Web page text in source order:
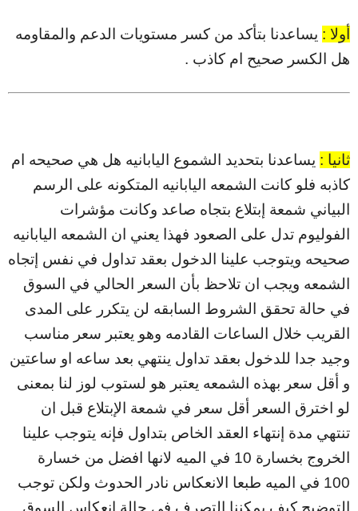
أولا : يساعدنا بتأكد من كسر مستويات الدعم والمقاومه
هل الكسر صحيح ام كاذب .
ثانيا : يساعدنا بتحديد الشموع اليابانيه هل هي صحيحه ام
كاذبه فلو كانت الشمعه اليابانيه المتكونه على الرسم
البياني شمعة إبتلاع بتجاه صاعد وكانت مؤشرات
الفوليوم تدل على الصعود فهذا يعني ان الشمعه اليابانيه
صحيحه ويتوجب علينا الدخول بعقد تداول في نفس إتجاه
الشمعه ويجب ان تلاحظ بأن السعر الحالي في السوق
في حالة تحقق الشروط السابقه لن يتكرر على المدى
القريب خلال الساعات القادمه وهو يعتبر سعر مناسب
وجيد جدا للدخول بعقد تداول ينتهي بعد ساعه او ساعتين
و أقل سعر بهذه الشمعه يعتبر هو لستوب لوز لنا بمعنى
لو اخترق السعر أقل سعر في شمعة الإبتلاع قبل ان
تنتهي مدة إنتهاء العقد الخاص بتداول فإنه يتوجب علينا
الخروج بخسارة 10 في الميه لانها افضل من خسارة
100 في الميه طبعا الانعكاس نادر الحدوث ولكن توجب
التوضيح كيف يمكننا التصرف في حالة إنعكاس السوق.